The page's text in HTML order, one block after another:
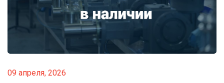
09 апреля, 2026